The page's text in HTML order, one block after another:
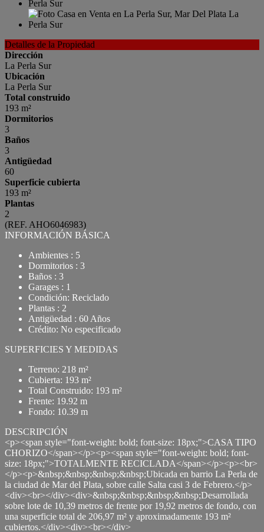
Detalles de la Propiedad
Dirección
La Perla Sur
Ubicación
La Perla Sur
Total construido
193 m²
Dormitorios
3
Baños
3
Antigüedad
60
Superficie cubierta
193 m²
Plantas
2
(REF. AHO6046983)
INFORMACIÓN BÁSICA
Ambientes : 5
Dormitorios : 3
Baños : 3
Garages : 1
Condición: Reciclado
Plantas : 2
Antigüedad : 60 Años
Crédito: No especificado
SUPERFICIES Y MEDIDAS
Terreno: 218 m²
Cubierta: 193 m²
Total Construido: 193 m²
Frente: 19.92 m
Fondo: 10.39 m
DESCRIPCIÓN
<p><span style="font-weight: bold; font-size: 18px;">CASA TIPO
CHORIZO</span></p><p><span style="font-weight: bold; font-
size: 18px;">TOTALMENTE RECICLADA</span></p><p><br>
</p><p>&nbsp;&nbsp;&nbsp;&nbsp;Ubicada en barrio La Perla de
la ciudad de Mar del Plata, sobre calle Salta casi 3 de Febrero.</p>
<div><br></div><div>&nbsp;&nbsp;&nbsp;&nbsp;Desarrollada
sobre lote de 10,39 metros de frente por 19,92 metros de fondo, con
una superficie total de 206,97 m² y aproximadamente 193 m²
cubiertos.</div><div><br></div>